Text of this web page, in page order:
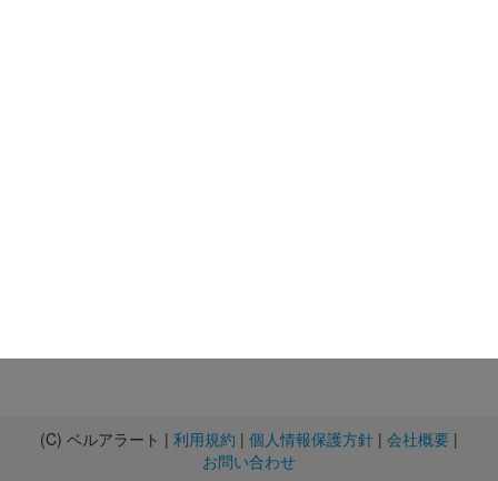
(C) ベルアラート | 利用規約 | 個人情報保護方針 | 会社概要 |
お問い合わせ